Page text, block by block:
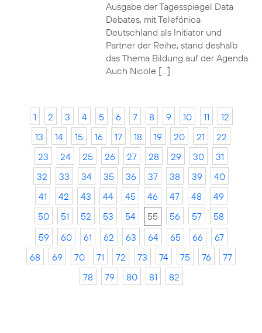
Ausgabe der Tagesspiegel Data
Debates, mit Telefónica
Deutschland als Initiator und
Partner der Reihe, stand deshalb
das Thema Bildung auf der Agenda.
Auch Nicole […]
1 2 3 4 5 6 7 8 9 10 11
12
13
14 15 16 17 18 19 20 21
22
23
24 25 26 27 28 29 30
31
32
33 34 35 36 37 38 39
40
41
42 43 44 45 46 47 48
49
50
51 52 53 54 55 56 57
58
59
60 61 62 63 64 65 66
67
68
69 70 71 72 73 74 75 76
77
78
79 80 81 82